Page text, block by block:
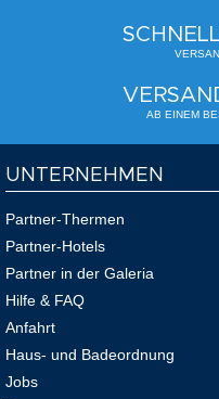
AB EINEM
UNTERNEHMEN
Partner-Thermen
Partner-Hotels
Partner in der Galeria
Hilfe & FAQ
Anfahrt
Haus- und Badeordnung
Jobs